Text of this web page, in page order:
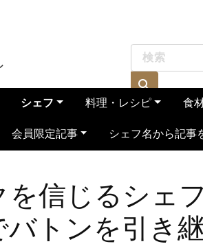
シェフ 料理・レシピ 食
会員限定記事 シェフ名から記事
を信じるシェ
バトンを引き